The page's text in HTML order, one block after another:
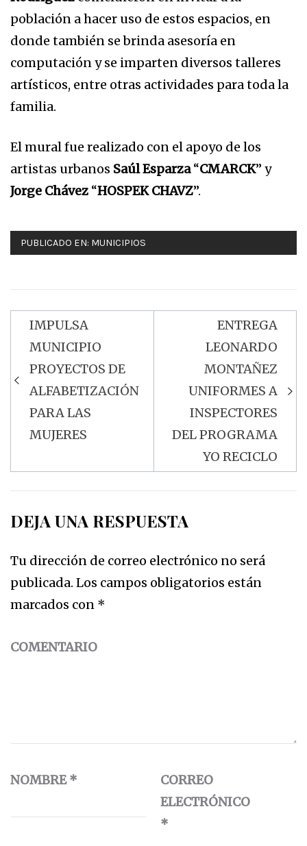
población a hacer uso de estos espacios, en
donde también se brinda asesoría en
computación y se imparten diversos talleres
artísticos, entre otras actividades para toda la
familia.
El mural fue realizado con el apoyo de los
artistas urbanos Saúl Esparza“CMARCK” y
Jorge Chávez “HOSPEK CHAVZ”.
PUBLICADO EN: MUNICIPIOS
Navegación
de
entradas
IMPULSA
MUNICIPIO
PROYECTOS DE
ALFABETIZACIÓN
PARA LAS
MUJERES
ENTREGA
LEONARDO
MONTAÑEZ
UNIFORMES A
INSPECTORES
DEL PROGRAMA
YO RECICLO
DEJA UNA RESPUESTA
Tu dirección de correo electrónico no será
publicada. Los campos obligatorios están
marcados con *
COMENTARIO
NOMBRE*
CORREO
ELECTRÓNICO
*